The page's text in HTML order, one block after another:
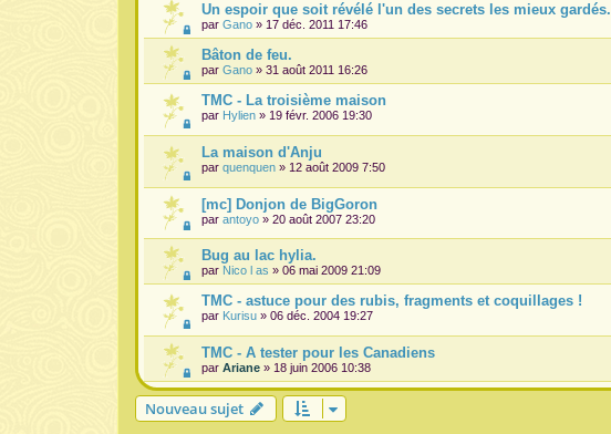
Un espoir que soit révélé l'un des secrets les mieux gardés.
par Gano » 17 déc. 2011 17:46
Bâton de feu.
par Gano » 31 août 2011 16:26
TMC - La troisième maison
par Hylien » 19 févr. 2006 19:30
La maison d'Anju
par quenquen » 12 août 2009 7:50
[mc] Donjon de BigGoron
par antoyo » 20 août 2007 23:20
Bug au lac hylia.
par Nico l as » 06 mai 2009 21:09
TMC - astuce pour des rubis, fragments et coquillages !
par Kurisu » 06 déc. 2004 19:27
TMC - A tester pour les Canadiens
par Ariane » 18 juin 2006 10:38
Nouveau sujet